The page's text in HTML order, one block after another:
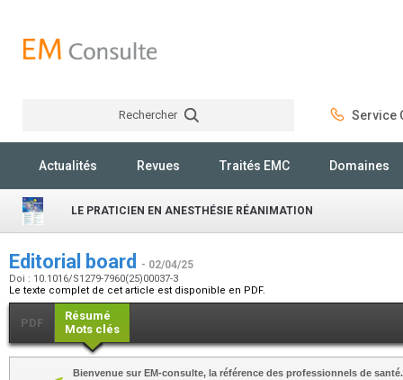
Rechercher Service
Actualités Revues Traités EMC Domaines
LE PRATICIEN EN ANESTHÉSIE RÉANIMATION
Editorial board - 02/04/25
Doi : 10.1016/S1279-7960(25)00037-3
Le texte complet de cet article est disponible en PDF.
PDF
Résumé
Mots clés
Bienvenue sur EM-consulte, la référence des professionnels de santé.